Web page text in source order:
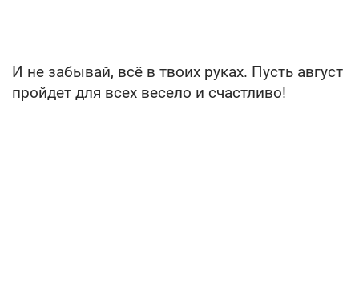
И не забывай, всё в твоих руках. Пусть август
пройдет для всех весело и счастливо!